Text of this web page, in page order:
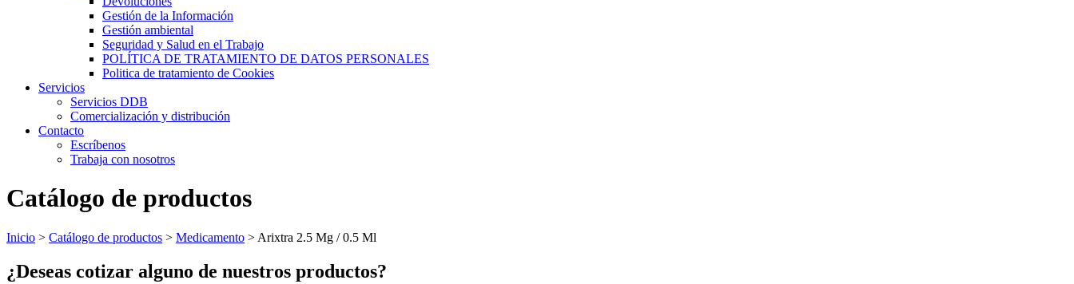
Gestión de la Información
Gestión ambiental
Seguridad y Salud en el Trabajo
POLÍTICA DE TRATAMIENTO DE DATOS PERSONALES
Politica de tratamiento de Cookies
Servicios
Servicios DDB
Comercialización y distribución
Contacto
Escríbenos
Trabaja con nosotros
Catálogo de productos
Inicio > Catálogo de productos > Medicamento > Arixtra 2.5 Mg / 0.5 Ml
¿Deseas cotizar alguno de nuestros productos?